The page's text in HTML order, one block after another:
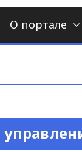
О портале